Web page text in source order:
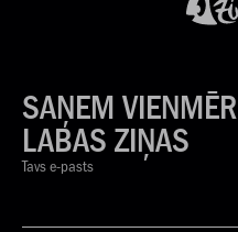
SAŅEM VIENMĒR
LABAS ZIŅAS
Tavs e-pasts